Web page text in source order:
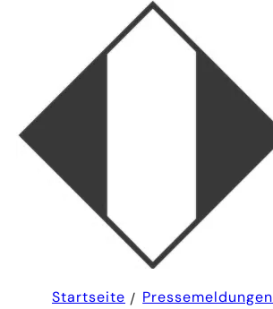
Startseite
Pressemeldungen